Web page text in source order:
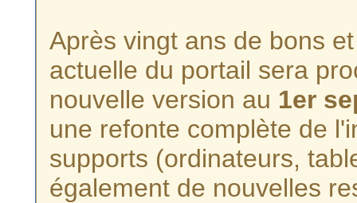
Après vingt ans de bons
actuelle du portail sera
nouvelle version au 1er
une refonte complète de
supports (ordinateurs,
également de nouvelles